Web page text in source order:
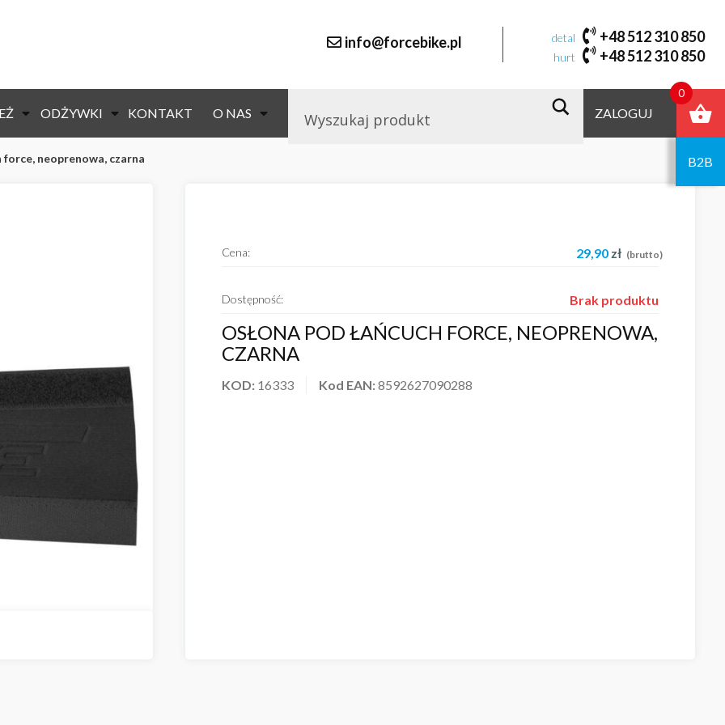
info@forcebike.pl detal +48 512 310 850
hurt +48 512 310 850
ODŻYWKI KONTAKT O NAS ZALOGUJ
B2B
force, neoprenowa, czarna
OSŁONA POD ŁAŃCUCH FORCE, NEOPRENOWA,
CZARNA
KOD: 16333 Kod EAN:8592627090288
Cena: 29,90 zł (brutto)
Dostępność: Brak produktu
0